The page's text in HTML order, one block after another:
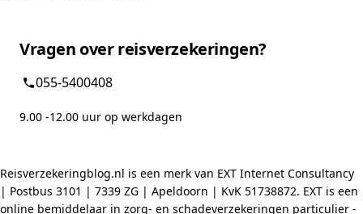
Vragen over reisverzekeringen?
055-5400408
9.00 -12.00 uur op werkdagen
Reisverzekeringblog.nl is een merk van EXT Internet Consultancy
| Postbus 3101 | 7339 ZG | Apeldoorn | KvK 51738872. EXT is een
online bemiddelaar in zorg- en schadeverzekeringen particulier -